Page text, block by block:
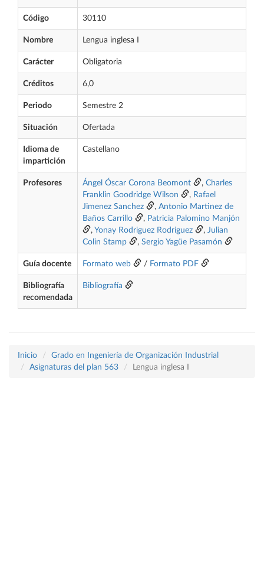
Código 30110
Nombre Lengua inglesa I
Carácter Obligatoria
Créditos 6,0
Periodo Semestre 2
Situación Ofertada
Idioma de
impartición
Castellano
Profesores Ángel Óscar Corona Beomont , Charles
Franklin Goodridge Wilson
, Rafael
Jimenez Sanchez
, Antonio Martinez de
Baños Carrillo
, Patricia Palomino Manjón
, Yonay Rodriguez Rodriguez , Julian
Colin Stamp
, Sergio Yagüe Pasamón
Guía docente Formato web / Formato PDF
Bibliografía
recomendada
Bibliografía
Inicio
Grado en Ingeniería de Organización Industrial
Asignaturas del plan 563
Lengua inglesa I